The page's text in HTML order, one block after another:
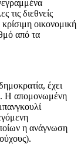
τις διεθνείς
οικονομική
από τα
έχει
Η απομονωμένη
η ανάγνωση